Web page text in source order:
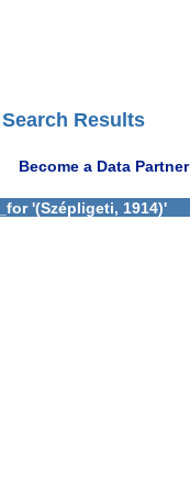
Results
Become a Data Partner
'(Szépligeti, 1914)'